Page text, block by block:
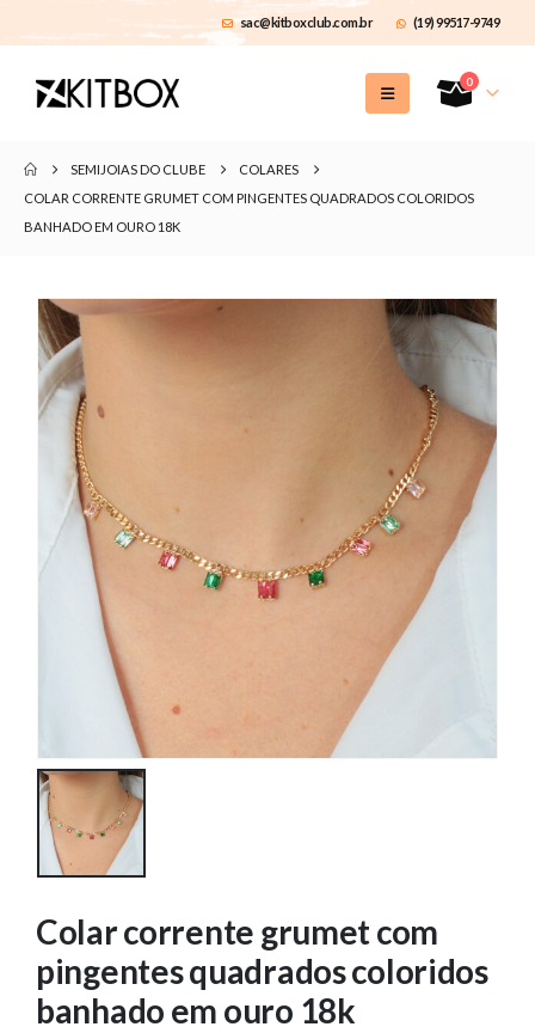
sac@kitboxclub.com.br (19) 99517-9749
0
SEMIJOIAS DO CLUBE
COLARES
COLAR CORRENTE GRUMET COM PINGENTES QUADRADOS COLORIDOS
BANHADO EM OURO 18K
Colar corrente grumet com
pingentes quadrados coloridos
banhado em ouro 18k